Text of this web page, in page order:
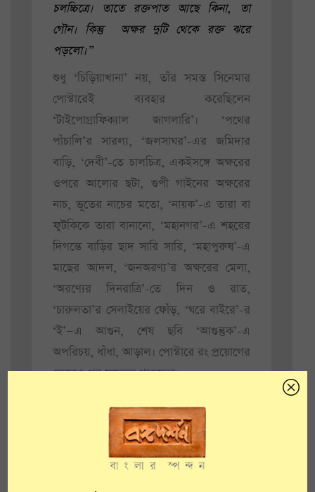
চলচ্চিত্রে। তাতে রক্তপাত আছে কিনা, তা
গৌন। কিন্তু অক্ষর দুটি থেকে রক্ত ঝরে
পড়লো।”
শুধু ‘চিড়িয়াখানা’ নয়, তাঁর সমস্ত সিনেমার
পোস্টারেই ব্যবহার করেছিলেন
‘টাইপোগ্রাফিক্যাল জাগলারি’। ‘পথের
পাঁচালি’র সারল্য, ‘জলসাঘর’-এর জমিদার
বাড়ি, ‘দেবী’-তে চালচিত্র, একইসঙ্গে অক্ষরের
ওপরে আলোর ছটা, গুপী গাইনের অক্ষরের
নাচ, ভূতের নাচের মতো, ‘নায়ক’-এ তারা বা
ফুটকিকে তারা বানানো, ‘মহানগর’-এ শহরের
দিগন্তে বাড়ির ছাদ সারি সারি, ‘মহাপুরুষ’-এ
মাছের আদল, ‘জনঅরণ্য’র অক্ষরের মেলা,
‘অরণ্যের দিনরাত্রি’-তে দিন ও রাত,
‘চারুলতা’র সেলাইয়ের ফোঁড়, ‘ঘরে বাইরে’-র
‘ই’—এ আগুন, শেষ ছবি ‘আগুন্তুক’-এ
অপরিচয়, ধাঁধা, আড়াল। পোস্টারে রং প্রয়োগের
ক্ষেত্রেও খুব সচেতন থাকতেন।
পরিচালনার বাইরে বেরিয়ে, বিশেষত পথের
পাঁচালির বাইরে যে সত্যজিৎ, তাঁর খবর ক’জন
রাখেন? ‘দেশ’ পত্রিকা, নন্দন প্রেক্ষাগৃহের